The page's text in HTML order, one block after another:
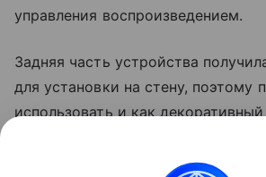
управления воспроизведением.
Задняя часть устройства
для установки на стену, поэтому
использовать и как
Ранее компания Beams Records